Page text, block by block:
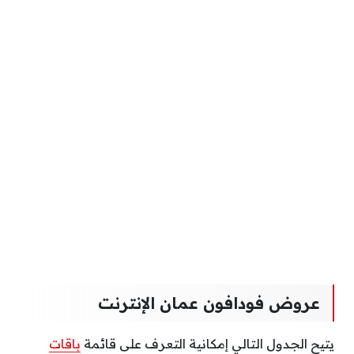
عروض فودافون عمان الإنترنت
يتيح الجدول التالي إمكانية التعرف على قائمة باقات